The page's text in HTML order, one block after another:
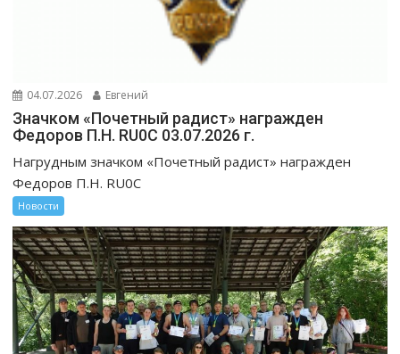
04.07.2026 Евгений
Значком «Почетный радист» награжден
Федоров П.Н. RU0C 03.07.2026 г.
Нагрудным значком «Почетный радист» награжден
Федоров П.Н. RU0C
Новости